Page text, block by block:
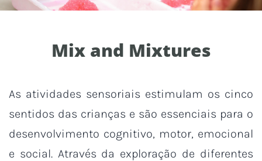
Mix and Mixtures
As atividades sensoriais estimulam os cinco
sentidos das crianças e são essenciais para o
desenvolvimento cognitivo, motor, emocional
e social. Através da exploração de diferentes